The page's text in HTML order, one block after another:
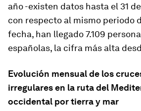
año -existen datos hasta el 31
con respecto al mismo periodo
fecha, han llegado 7.109
españolas, la cifra más alta
Evolución mensual de los
irregulares en la ruta del
occidental por tierra y mar